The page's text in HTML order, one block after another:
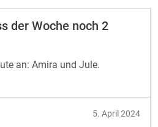
der Woche noch 2
an: Amira und Jule.
5. April 2024